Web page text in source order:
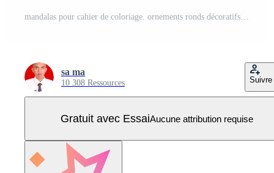
mandalas pour cahier de coloriage. ornements ronds décoratifs. éléments décoratifs vintage. motif oriental, illustration vectorielle. mandala pour henné, mehndi, tatouage, décoration Vecteur Pro
sa ma
10 308 Ressources Suivre
Gratuit avec EssaiAucune attribution requise